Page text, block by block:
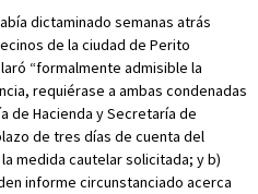
dictaminado semanas atrás
de la ciudad de Perito
“formalmente admisible la
requiérase a ambas condenadas
de Hacienda y Secretaría de
de tres días de cuenta del
medida cautelar solicitada; y b)
informe circunstanciado acerca